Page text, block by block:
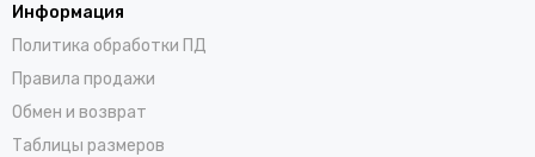
Информация
Политика обработки ПД
Правила продажи
Обмен и возврат
Таблицы размеров